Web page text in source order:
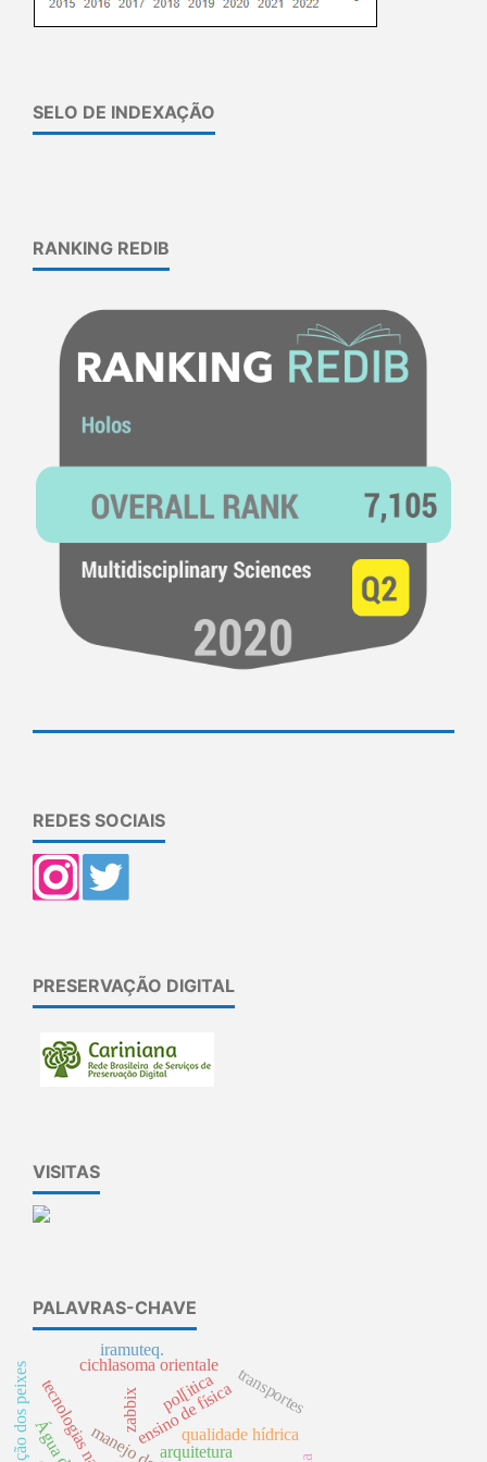
SELO DE INDEXAÇÃO
RANKING REDIB
REDES SOCIAIS
PRESERVAÇÃO DIGITAL
VISITAS
PALAVRAS-CHAVE
ensino de física
qualidade hídrica
zabbix pol[itica
cichlasoma orientale transportes
iramuteq.
arquitetura